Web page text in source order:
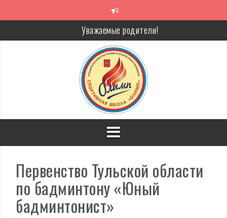
Уважаемые родители!
Алкоголь — путь в никуда
Решение спора без суда
Проголосуй за объекты благоустройства!
Первенство Тульской области
по бадминтону «Юный
бадминтонист»